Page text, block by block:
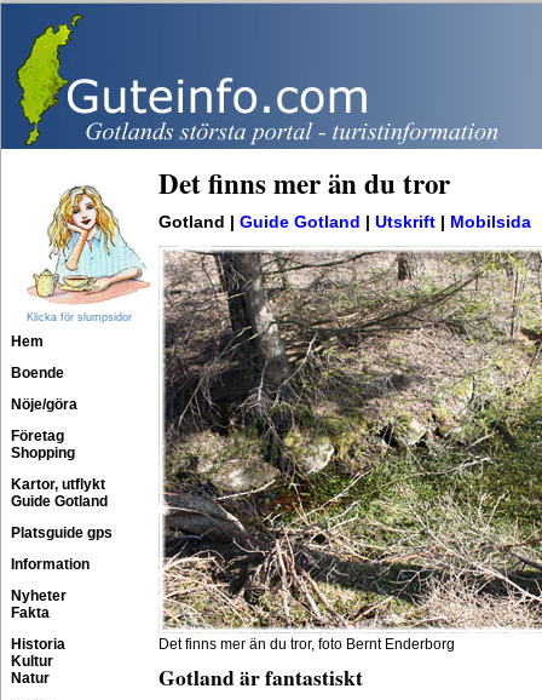
Klicka för slumpsidor
Hem
Boende
Nöje/göra
Företag
Shopping
Kartor, utflykt
Guide Gotland
Platsguide gps
Information
Nyheter
Fakta
Historia
Kultur
Natur
Det finns mer än du tror
Gotland | Guide Gotland Utskrift Mobilsida
Det finns mer än du tror, foto Bernt Enderborg
Gotland är fantastiskt